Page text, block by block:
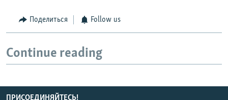
Поделиться Follow us
Continue reading
ПРИСОЕДИНЯЙТЕСЬ!